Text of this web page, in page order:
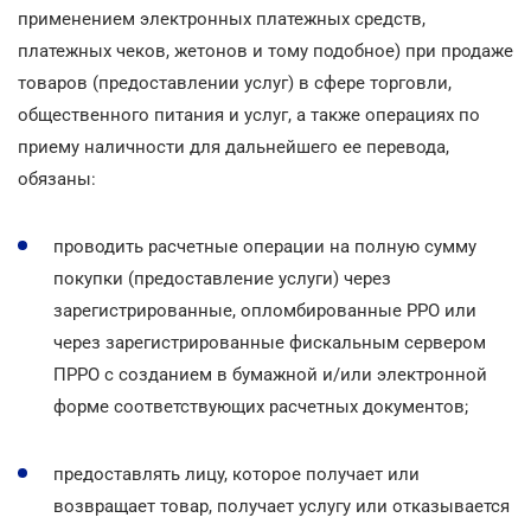
применением электронных платежных средств,
платежных чеков, жетонов и тому подобное) при продаже
товаров (предоставлении услуг) в сфере торговли,
общественного питания и услуг, а также операциях по
приему наличности для дальнейшего ее перевода,
обязаны:
проводить расчетные операции на полную сумму
покупки (предоставление услуги) через
зарегистрированные, опломбированные РРО или
через зарегистрированные фискальным сервером
ПРРО с созданием в бумажной и/или электронной
форме соответствующих расчетных документов;
предоставлять лицу, которое получает или
возвращает товар, получает услугу или отказывается